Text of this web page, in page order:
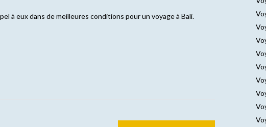
à eux dans de meilleures conditions pour un voyage à Bali.